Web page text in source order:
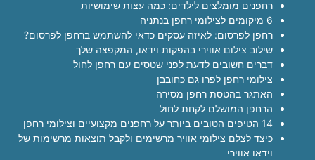
רחפנים מומלצים לילדים: כמה עצות שימושיות
6 מיקומים לצילומי רחפן בנתניה
רחפן לפרסום: לאיזה עסקים כדאי להשתמש ברחפן לפרסום?
שילוב צילום אווירי בהפקות וידאו, המקפצה שלך
דברים חשובים לדעת לפני שטסים עם רחפן לחול
צילומי רחפן לפרו גם כחובבן
האתגר בהטסת רחפן מסירה
הרחפן המושלם לקחת לחול
14 הטיפים הטובים ביותר על רחפנים מקצועיים וצילומי רחפן
כיצד לצלם צילומי אוויר מרשימים ולקבל תוצאות מרשימות של
וידאו אווירי